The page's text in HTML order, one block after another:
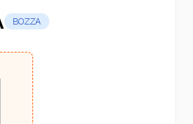
BOZZA